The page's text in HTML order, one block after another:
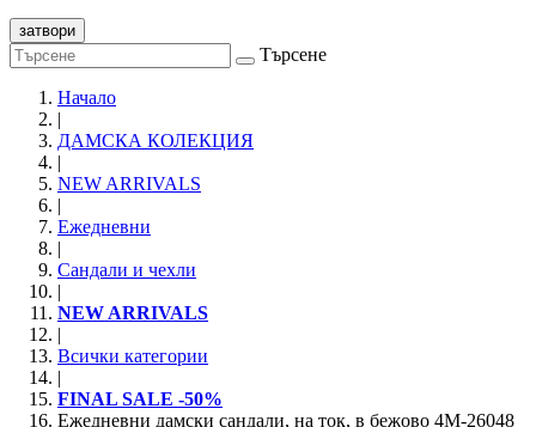
затвори
Търсене
Начало
|
ДАМСКА КОЛЕКЦИЯ
|
NEW ARRIVALS
|
Ежедневни
|
Сандали и чехли
|
NEW ARRIVALS
|
Всички категории
|
FINAL SALE -50%
Ежедневни дамски сандали, на ток, в бежово 4M-26048